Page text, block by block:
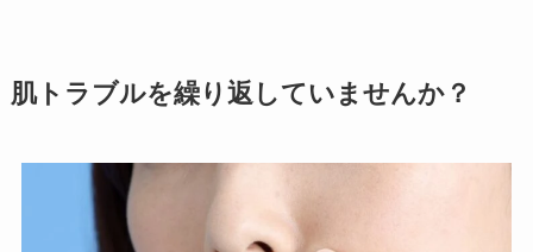
肌トラブルを繰り返していませんか？